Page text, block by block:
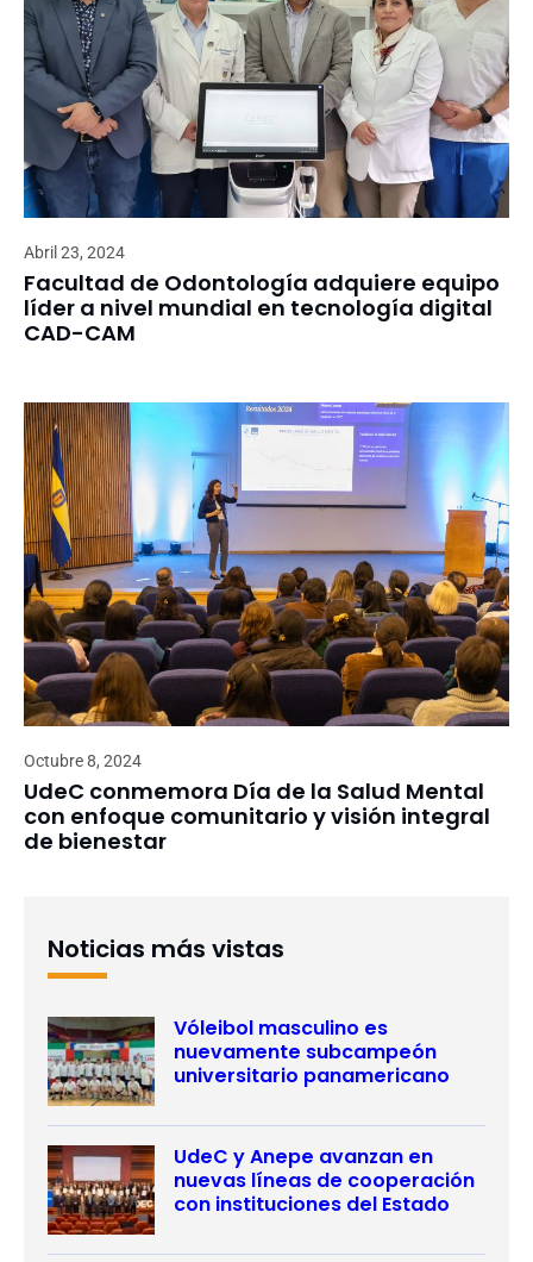
Abril 23, 2024
Facultad de Odontología adquiere equipo
líder a nivel mundial en tecnología digital
CAD-CAM
Octubre 8, 2024
UdeC conmemora Día de la Salud Mental
con enfoque comunitario y visión integral
de bienestar
Noticias más vistas
Vóleibol masculino es
nuevamente subcampeón
universitario panamericano
UdeC y Anepe avanzan en
nuevas líneas de cooperación
con instituciones del Estado